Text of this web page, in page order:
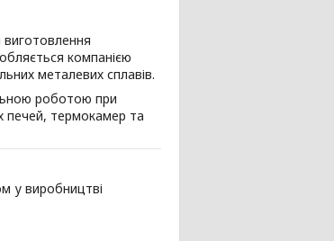
компанією
металевих сплавів.
роботою при
печей, термокамер та
у виробництві